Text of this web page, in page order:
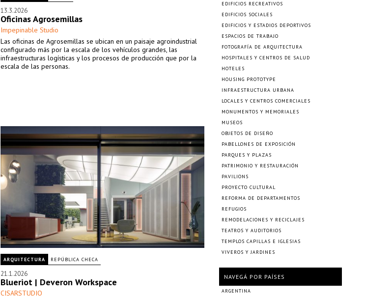
13.3.2026
Oficinas Agrosemillas
Impepinable Studio
Las oficinas de Agrosemillas se ubican en un paisaje agroindustrial
configurado más por la escala de los vehículos grandes, las
infraestructuras logísticas y los procesos de producción que por la
escala de las personas.
ARQUITECTURA REPÚBLICA CHECA
21.1.2026
Blueriot | Deveron Workspace
CISARSTUDIO
EDIFICIOS RECREATIVOS
EDIFICIOS SOCIALES
EDIFICIOS Y ESTADIOS DEPORTIVOS
ESPACIOS DE TRABAJO
FOTOGRAFÍA DE ARQUITECTURA
HOSPITALES Y CENTROS DE SALUD
HOTELES
HOUSING PROTOTYPE
INFRAESTRUCTURA URBANA
LOCALES Y CENTROS COMERCIALES
MONUMENTOS Y MEMORIALES
MUSEOS
OBJETOS DE DISEÑO
PABELLONES DE EXPOSICIÓN
PARQUES Y PLAZAS
PATRIMONIO Y RESTAURACIÓN
PAVILIONS
PROYECTO CULTURAL
REFORMA DE DEPARTAMENTOS
REFUGIOS
REMODELACIONES Y RECICLAJES
TEATROS Y AUDITORIOS
TEMPLOS CAPILLAS E IGLESIAS
VIVEROS Y JARDINES
NAVEGÁ POR PAÍSES
ARGENTINA